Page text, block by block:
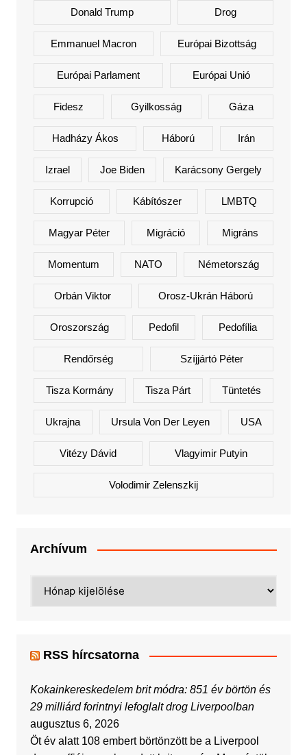
Donald Trump Drog
Emmanuel Macron Európai Bizottság
Európai Parlament Európai Unió
Fidesz Gyilkosság Gáza
Hadházy Ákos Háború Irán
Izrael Joe Biden Karácsony Gergely
Korrupció Kábítószer LMBTQ
Magyar Péter Migráció Migráns
Momentum NATO Németország
Orbán Viktor Orosz-Ukrán Háború
Oroszország Pedofil Pedofília
Rendőrség Szíjjártó Péter
Tisza Kormány Tisza Párt Tüntetés
Ukrajna Ursula Von Der Leyen USA
Vitézy Dávid Vlagyimir Putyin
Volodimir Zelenszkij
Archívum
RSS hírcsatorna
Kokainkereskedelem brit módra: 851 év börtön és
29 milliárd forintnyi lefoglalt drog Liverpoolban
augusztus 6, 2026
Öt év alatt 108 embert börtönzött be a Liverpool